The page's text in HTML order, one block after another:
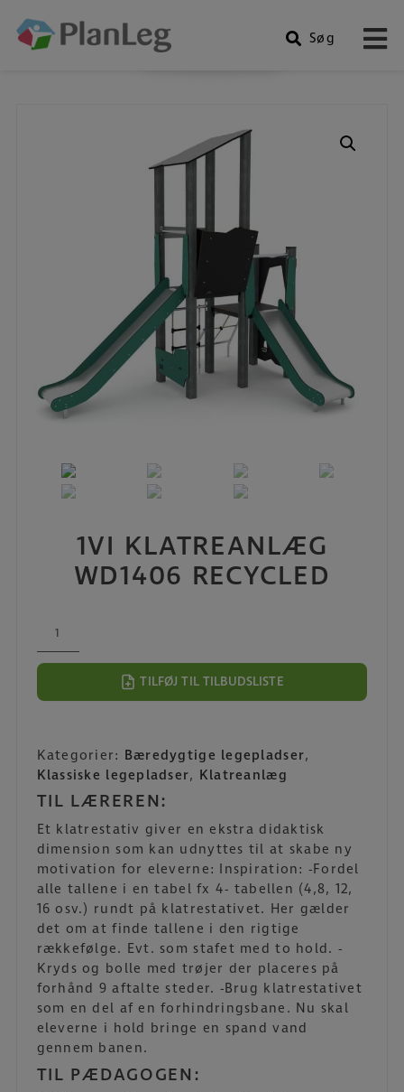
Søg
Produkter
1VI KLATREANLÆG
WD1406 RECYCLED
WD1406
antal
TILFØJ TIL TILBUDSLISTE
Kategorier: Bæredygtige legepladser,
Klassiske legepladser, Klatreanlæg
TIL LÆREREN:
Et klatrestativ giver en ekstra didaktisk
dimension som kan udnyttes til at skabe ny
motivation for eleverne: Inspiration: -Fordel
alle tallene i en tabel fx 4- tabellen (4,8, 12,
16 osv.) rundt på klatrestativet. Her gælder
det om at finde tallene i den rigtige
rækkefølge. Evt. som stafet med to hold. -
Kryds og bolle med trøjer der placeres på
forhånd 9 aftalte steder. -Brug klatrestativet
som en del af en forhindringsbane. Nu skal
eleverne i hold bringe en spand vand
gennem banen.
TIL PÆDAGOGEN: